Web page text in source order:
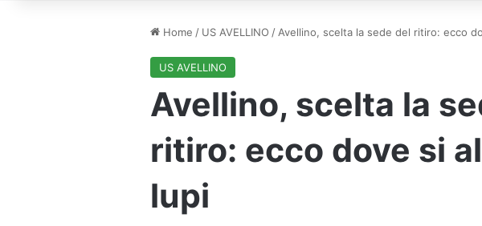
Home / US AVELLINO / Avellino, scelta la sede del ritiro: ecco
US AVELLINO
Avellino, scelta la
ritiro: ecco dove si
lupi